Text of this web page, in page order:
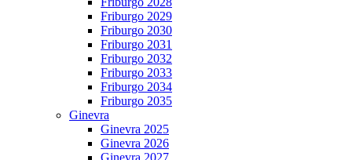
Friburgo 2029
Friburgo 2030
Friburgo 2031
Friburgo 2032
Friburgo 2033
Friburgo 2034
Friburgo 2035
Ginevra
Ginevra 2025
Ginevra 2026
Ginevra 2027